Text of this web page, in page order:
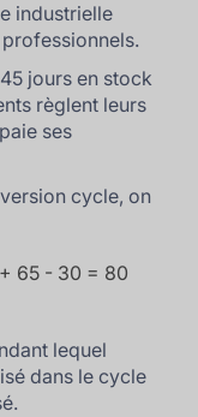
industrielle
jours en stock
règlent leurs
ses
cycle, on
65 - 30 = 80
lequel
dans le cycle